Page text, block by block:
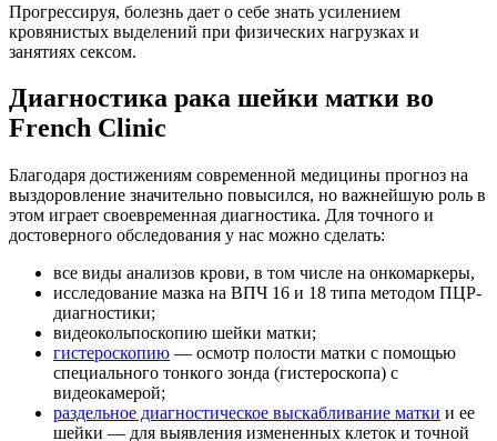
Прогрессируя, болезнь дает о себе знать усилением
кровянистых выделений при физических нагрузках и
занятиях сексом.
Диагностика рака шейки матки во
French Clinic
Благодаря достижениям современной медицины прогноз на
выздоровление значительно повысился, но важнейшую роль в
этом играет своевременная диагностика. Для точного и
достоверного обследования у нас можно сделать:
все виды анализов крови, в том числе на онкомаркеры,
исследование мазка на ВПЧ 16 и 18 типа методом ПЦР-
диагностики;
видеокольпоскопию шейки матки;
гистероскопию — осмотр полости матки с помощью
специального тонкого зонда (гистероскопа) с
видеокамерой;
раздельное диагностическое выскабливание матки и ее
шейки — для выявления измененных клеток и точной